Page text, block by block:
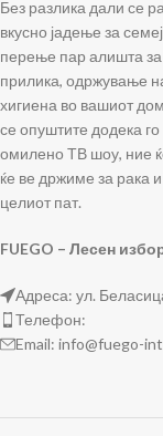
Без разлика дали се
вкусно јадење за
перење пар алишта за
прилика, одржување
хигиена во вашиот
се опуштите додека
омилено ТВ шоу, ние
ќе ве држиме за рака
целиот пат.
FUEGO – Лесен
Адреса: ул.
Телефон:
Email: info@fuego-